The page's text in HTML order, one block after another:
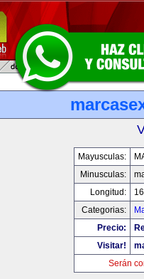
Mayusculas:
Minusculas:
Longitud:
Categorias:
Precio:
Visitar!
Serán